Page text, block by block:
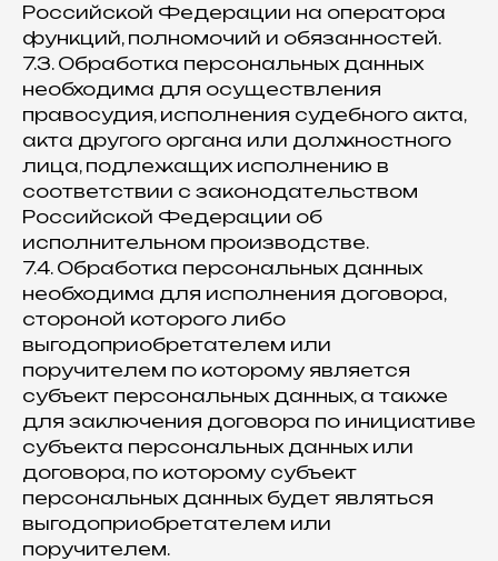
Российской Федерации на оператора
функций, полномочий и обязанностей.
7.3. Обработка персональных данных
необходима для осуществления
правосудия, исполнения судебного акта,
акта другого органа или должностного
лица, подлежащих исполнению в
соответствии с законодательством
Российской Федерации об
исполнительном производстве.
7.4. Обработка персональных данных
необходима для исполнения договора,
стороной которого либо
выгодоприобретателем или
поручителем по которому является
субъект персональных данных, а также
для заключения договора по инициативе
субъекта персональных данных или
договора, по которому субъект
персональных данных будет являться
выгодоприобретателем или
поручителем.